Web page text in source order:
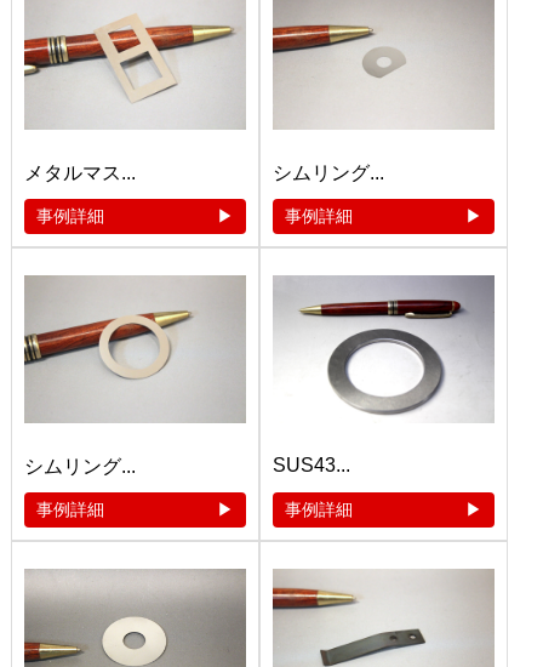
メタルマス...
事例詳細
シムリング...
事例詳細
シムリング...
事例詳細
SUS43...
事例詳細